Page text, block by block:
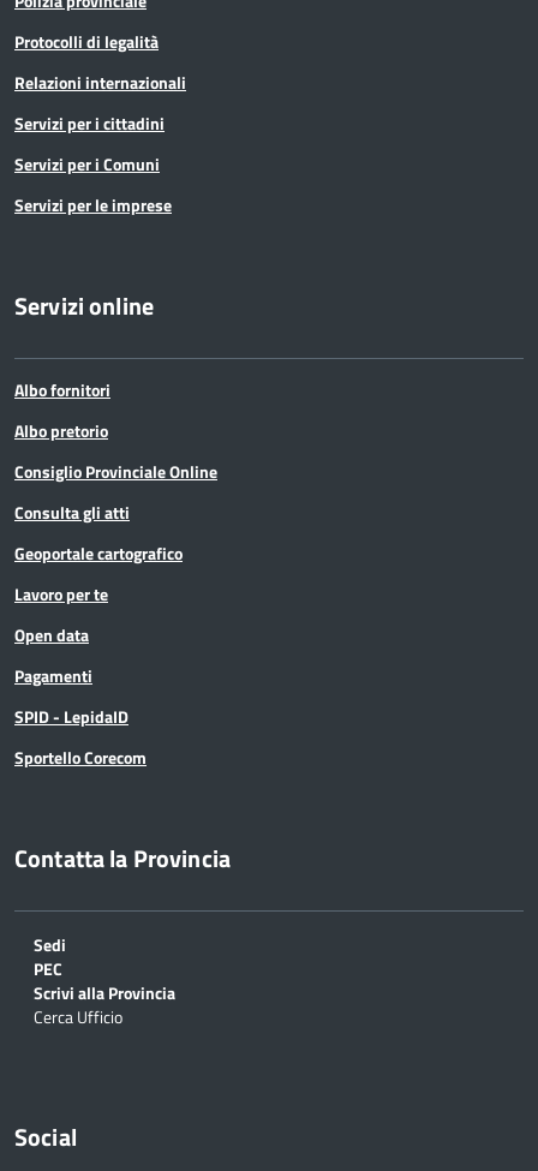
Protocolli di legalità
Relazioni internazionali
Servizi per i cittadini
Servizi per i Comuni
Servizi per le imprese
Servizi online
Albo fornitori
Albo pretorio
Consiglio Provinciale Online
Consulta gli atti
Geoportale cartografico
Lavoro per te
Open data
Pagamenti
SPID - LepidaID
Sportello Corecom
Contatta la Provincia
Sedi
PEC
Scrivi alla Provincia
Cerca Ufficio
Social